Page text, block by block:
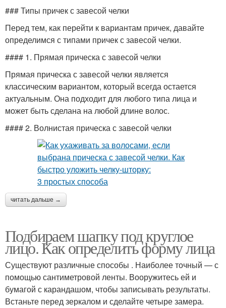
### Типы причек с завесой челки
Перед тем, как перейти к вариантам причек, давайте
определимся с типами причек с завесой челки.
#### 1. Прямая прическа с завесой челки
Прямая прическа с завесой челки является
классическим вариантом, который всегда остается
актуальным. Она подходит для любого типа лица и
может быть сделана на любой длине волос.
#### 2. Волнистая прическа с завесой челки
читать дальше →
Подбираем шапку под круглое
лицо. Как определить форму лица
Существуют различные способы . Наиболее точный — с
помощью сантиметровой ленты. Вооружитесь ей и
бумагой с карандашом, чтобы записывать результаты.
Встаньте перед зеркалом и сделайте четыре замера.